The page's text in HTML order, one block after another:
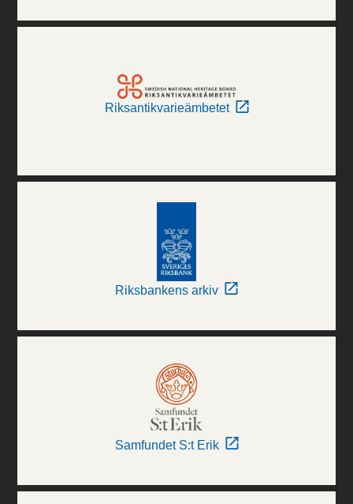
Riksantikvarieämbetet
Riksbankens arkiv
Samfundet S:t Erik